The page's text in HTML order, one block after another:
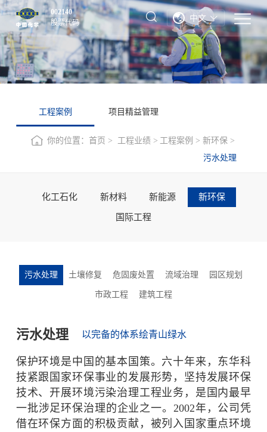
002140
股票代码
中文
工程案例 项目精益管理
你的位置：首页 工程业绩 工程案例
新环保
污水处理
化工石化 新材料 新能源 新环保
国际工程
污水处理 土壤修复 危固废处置 流域治理 园区规划
市政工程 建筑工程
污水处理 以完备的体系绘青山绿水
保护环境是中国的基本国策。六十年来，东华科
技紧跟国家环保事业的发展形势，坚持发展环保
技术、开展环境污染治理工程业务，是国内最早
一批涉足环保治理的企业之一。2002年，公司凭
借在环保方面的积极贡献，被列入国家重点环境